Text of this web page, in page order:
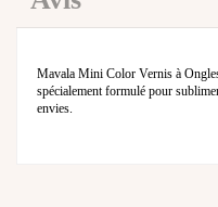
Mavala Mini Color Vernis à
spécialement formulé pour
envies.